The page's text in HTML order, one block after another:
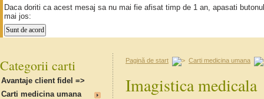
Daca doriti ca acest mesaj sa nu mai fie afisat timp de 1 an, apasati
mai jos:
Pagină de start Carti medicina umana
Imagistica medicala
Categorii carti
Avantaje client fidel =>
Carti medicina umana